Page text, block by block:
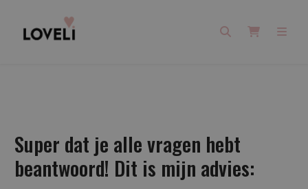
SearchCart
Super dat je alle vragen hebt
beantwoord! Dit is mijn advies: